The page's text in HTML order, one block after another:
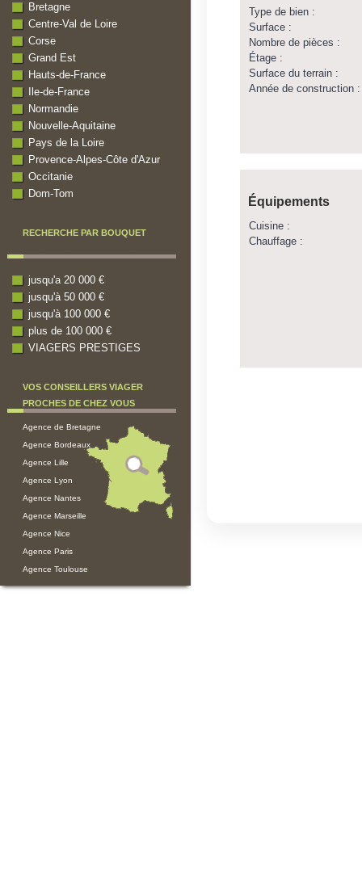
Bretagne
Centre-Val de Loire
Corse
Grand Est
Hauts-de-France
Ile-de-France
Normandie
Nouvelle-Aquitaine
Pays de la Loire
Provence-Alpes-Côte d'Azur
Occitanie
Dom-Tom
RECHERCHE PAR BOUQUET
jusqu'a 20 000 €
jusqu'à 50 000 €
jusqu'à 100 000 €
plus de 100 000 €
VIAGERS PRESTIGES
VOS CONSEILLERS VIAGER
PROCHES DE CHEZ VOUS
Agence de Bretagne
Agence Bordeaux
Agence Lille
Agence Lyon
Agence Nantes
Agence Marseille
Agence Nice
Agence Paris
Agence Toulouse
Type de bien :
Surface :
Nombre de pièces :
Étage :
Surface du terrain :
Année de construction :
Équipements
Cuisine :
Chauffage :